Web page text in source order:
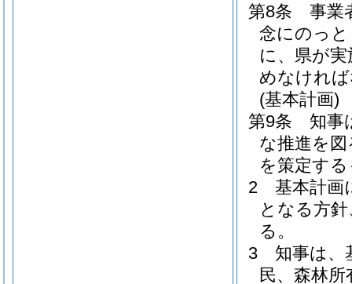
第8条
事業
念にのっ
に、県が
めなけれ
(基本計画)
第9条
知事
な推進を
を策定す
2
基本計画
となる方
る。
3
知事は、
民、森林